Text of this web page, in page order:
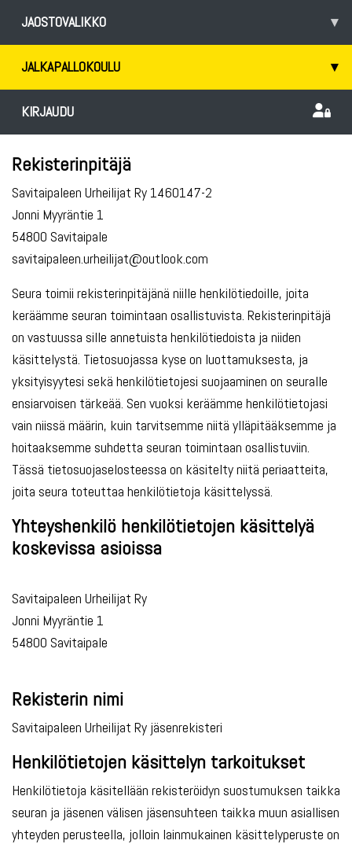
JAOSTOVALIKKO ▾
JALKAPALLOKOULU ▾
KIRJAUDU
Rekisterinpitäjä
Savitaipaleen Urheilijat Ry 1460147-2
Jonni Myyräntie 1
54800 Savitaipale
savitaipaleen.urheilijat@outlook.com
Seura toimii rekisterinpitäjänä niille henkilötiedoille, joita
keräämme seuran toimintaan osallistuvista. Rekisterinpitäjä
on vastuussa sille annetuista henkilötiedoista ja niiden
käsittelystä. Tietosuojassa kyse on luottamuksesta, ja
yksityisyytesi sekä henkilötietojesi suojaaminen on seuralle
ensiarvoisen tärkeää. Sen vuoksi keräämme henkilötietojasi
vain niissä määrin, kuin tarvitsemme niitä ylläpitääksemme ja
hoitaaksemme suhdetta seuran toimintaan osallistuviin.
Tässä tietosuojaselosteessa on käsitelty niitä periaatteita,
joita seura toteuttaa henkilötietoja käsittelyssä.
Yhteyshenkilö henkilötietojen käsittelyä
koskevissa asioissa
Savitaipaleen Urheilijat Ry
Jonni Myyräntie 1
54800 Savitaipale
Rekisterin nimi
Savitaipaleen Urheilijat Ry jäsenrekisteri
Henkilötietojen käsittelyn tarkoitukset
Henkilötietoja käsitellään rekisteröidyn suostumuksen taikka
seuran ja jäsenen välisen jäsensuhteen taikka muun asiallisen
yhteyden perusteella, jolloin lainmukainen käsittelyperuste on